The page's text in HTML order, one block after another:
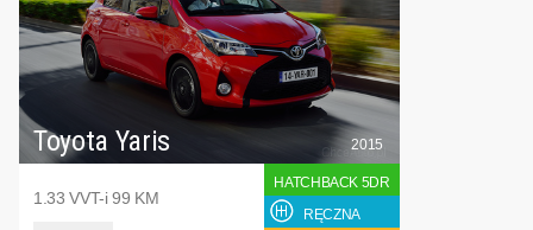
Toyota Yaris
1.33 VVT-i 99 KM
2015
HATCHBACK 5DR
RĘCZNA